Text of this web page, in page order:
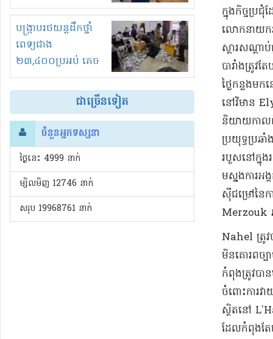
បាក់ច្រាំងទន្លេ និង
រំខានទាំងយប់ទាំងថ្ងៃ
បង្ក្រាបរថយន្តដឹកថ្នាំ
ពេទ្យជាង
២៣,៤០០ប្រអប់ គេច
ពន្ធនិងអត់ច្បាប់នាំ
ចូល!?
ជាច្រើនទៀត
ចំនួនអ្នកទស្សនា
ថ្ងៃនេះ​ 4999 នាក់
ម្សិលមិញ 12746 នាក់
សរុប 19968761 នាក់
ក្នុង​កិច្ចប្រ
លោកនាយក​រ
ស្តារ​សណ្តា
បារាំង​ត្រូវ
ថ្ងៃ​កន្លង
នៅ​វិមាន
និយាយ​កាលពី​
ប្រយុទ្ធ​ប្រឆ
របួស​នៅក្នុង​
ម​ស្នងការ​អ
ស៊ីជម្រៅ​នៃ​ក
Merzouk
Nahel ត្រូ
មិន​គោរព​ច្ប
កំពុង​ត្រូវបា
ចំពោះ​ការ
ស្ថិតនៅ
ដែល​កំពុងត